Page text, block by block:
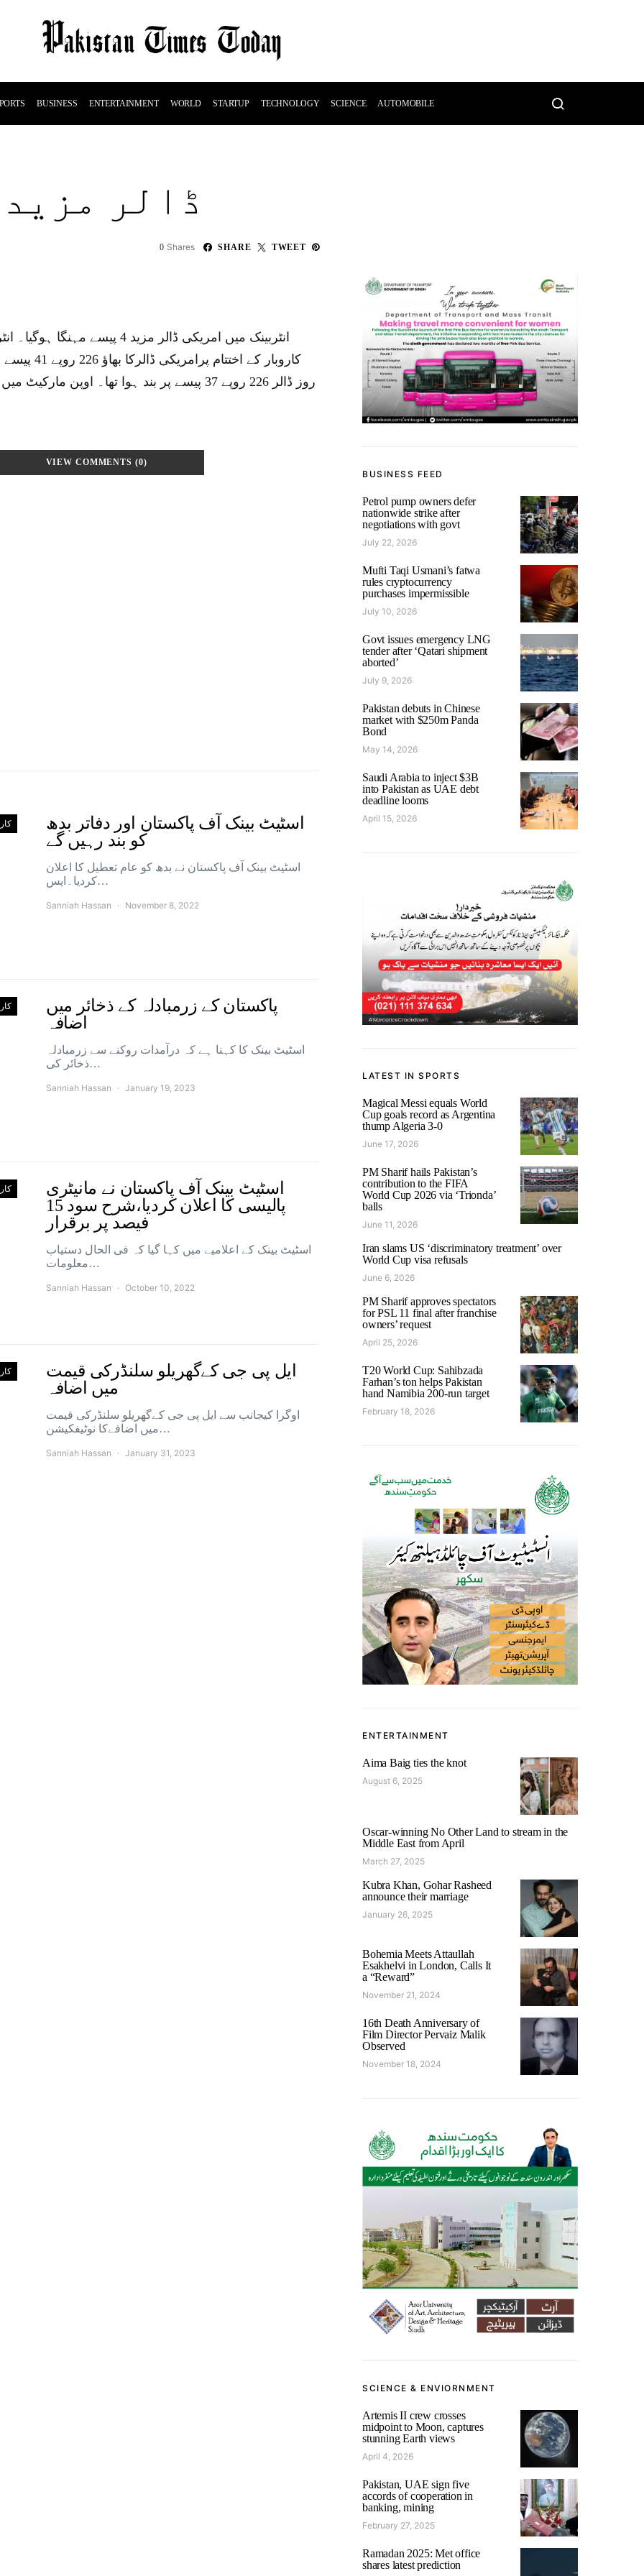
BUSINESS ENTERTAINMENT WORLD STARTUP TECHNOLOGY SCIENCE AUTOMOBILE
ڈالر
0 Shares SHARE TWEET
انٹربینک میں امریکی ڈالر مزید 4
کاروبار کے
VIEW COMMENTS (0)
اسٹیٹ بینک آف پاکستان اور دفاتر بدھ
کو بند رہیں گے
اسٹیٹ بینک آف پاکستان نے بدھ کو عام تعطیل کا اعلان
کردیا۔ایس…
Sanniah Hassan November 8, 2022
پاکستان کے زرمبادلہ کے ذخائر میں
اضافہ
اسٹیٹ بینک کا کہنا ہے کہ درآمدات روکنے سے زرمبادلہ
ذخائر کی…
Sanniah Hassan January 19, 2023
اسٹیٹ بینک آف پاکستان نے مانیٹری
پالیسی کا اعلان کردیا،شرح سود 15
فیصد پر برقرار
اسٹیٹ بینک کے اعلامیے میں کہا گیا کہ فی الحال دستیاب
معلومات…
Sanniah Hassan October 10, 2022
ایل پی جی کےگھریلو سلنڈرکی قیمت
میں اضافہ
اوگرا کیجانب سے ایل پی جی کےگھریلو سلنڈرکی قیمت
میں اضافےکا نوٹیفکیشن…
Sanniah Hassan January 31, 2023
BUSINESS FEED
Petrol pump owners defer
nationwide strike after
negotiations with govt
July 22, 2026
Mufti Taqi Usmani’s fatwa
rules cryptocurrency
purchases impermissible
July 10, 2026
Govt issues emergency LNG
tender after ‘Qatari shipment
aborted’
July 9, 2026
Pakistan debuts in Chinese
market with $250m Panda
Bond
May 14, 2026
Saudi Arabia to inject $3B
into Pakistan as UAE debt
deadline looms
April 15, 2026
LATEST IN SPORTS
Magical Messi equals World
Cup goals record as Argentina
thump Algeria 3-0
June 17, 2026
PM Sharif hails Pakistan’s
contribution to the FIFA
World Cup 2026 via ‘Trionda’
balls
June 11, 2026
Iran slams US ‘discriminatory treatment’ over
World Cup visa refusals
June 6, 2026
PM Sharif approves spectators
for PSL 11 final after franchise
owners’ request
April 25, 2026
T20 World Cup: Sahibzada
Farhan’s ton helps Pakistan
hand Namibia 200-run target
February 18, 2026
ENTERTAINMENT
Aima Baig ties the knot
August 6, 2025
Oscar-winning No Other Land to stream in the
Middle East from April
March 27, 2025
Kubra Khan, Gohar Rasheed
announce their marriage
January 26, 2025
Bohemia Meets Attaullah
Esakhelvi in London, Calls It
a “Reward”
November 21, 2024
16th Death Anniversary of
Film Director Pervaiz Malik
Observed
November 18, 2024
SCIENCE & ENVIORNMENT
Artemis II crew crosses
midpoint to Moon, captures
stunning Earth views
April 4, 2026
Pakistan, UAE sign five
accords of cooperation in
banking, mining
February 27, 2025
Ramadan 2025: Met office
shares latest prediction